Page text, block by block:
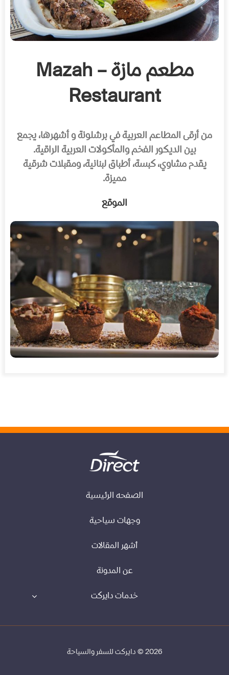
مطعم مازة – Mazah
Restaurant
من أرقى المطاعم العربية في برشلونة و أشهرها، يجمع
بين الديكور الفخم والمأكولات العربية الراقية.
يقدم مشاوي، كبسة، أطباق لبنانية، ومقبلات شرقية
مميزة.
الموقع
الصفحه الرئيسية
وجهات سياحية
أشهر المقالات
عن المدونة
خدمات دايركت
2026 © دايركت للسفر والسياحة